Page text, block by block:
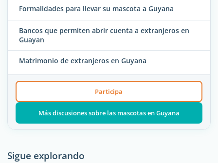
Formalidades para llevar su mascota a Guyana
Bancos que permiten abrir cuenta a extranjeros en
Guayan
Matrimonio de extranjeros en Guyana
Participa
Más discusiones sobre las mascotas en Guyana
Sigue explorando